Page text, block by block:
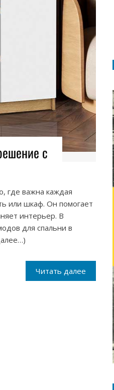
с
где важна каждая
или шкаф. Он помогает
интерьер. В
для спальни в
Читать далее